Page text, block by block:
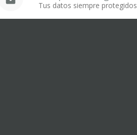
Tus datos siempre protegidos